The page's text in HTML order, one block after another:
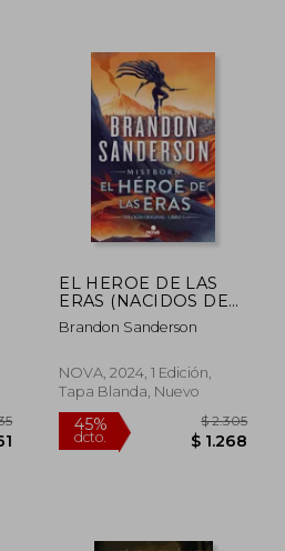
49%
dcto.
EL HEROE DE LAS
ERAS (NACIDOS DE
LA BRUMA
[MISTBORN] 3)
Brandon Sanderson
NOVA, 2024, 1 Edición,
Tapa Blanda, Nuevo